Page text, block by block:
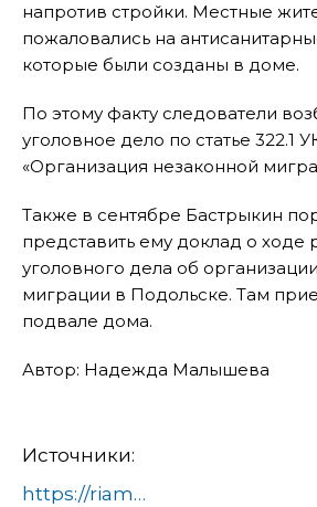
напротив стройки. Местные
пожаловались на
которые были созданы в доме.
По этому факту следователи
уголовное дело по статье 322.1
«Организация незаконной
Также в сентябре Бастрыкин
представить ему доклад о ходе
уголовного дела об
миграции в Подольске. Там
подвале дома.
Автор: Надежда Малышева
Источники:
https://riamo.ru/news/proisshestviya/bastrykin-zainteresovalsja-obschezhitiem-dlja-migrantov-v-strojaschemsja-zhk-v-himkah/